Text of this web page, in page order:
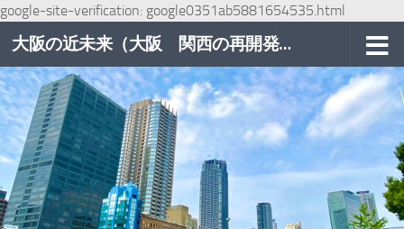
google-site-verification: google0351ab5881654535.html
コンテンツへスキップ
大阪の近未来（大阪 関西の再開発巡り）